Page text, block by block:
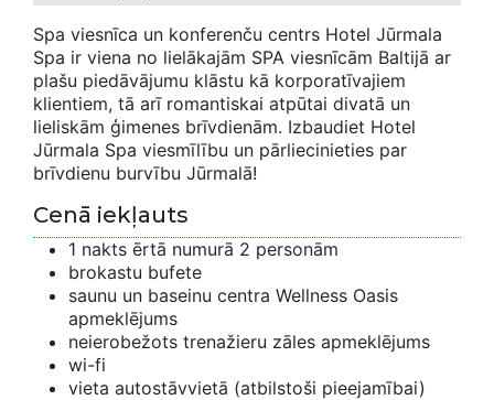
Spa viesnīca un konferenču centrs Hotel Jūrmala
Spa ir viena no lielākajām SPA viesnīcām Baltijā ar
plašu piedāvājumu klāstu kā korporatīvajiem
klientiem, tā arī romantiskai atpūtai divatā un
lieliskām ģimenes brīvdienām. Izbaudiet Hotel
Jūrmala Spa viesmīlību un pārliecinieties par
brīvdienu burvību Jūrmalā!
Cenā iekļauts
1 nakts ērtā numurā 2 personām
brokastu bufete
saunu un baseinu centra Wellness Oasis
apmeklējums
neierobežots trenažieru zāles apmeklējums
wi-fi
vieta autostāvvietā (atbilstoši pieejamībai)